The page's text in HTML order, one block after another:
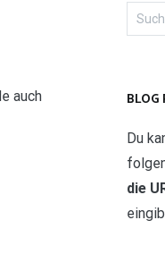
auch
Suchen
nach:
BLOG
Du
die